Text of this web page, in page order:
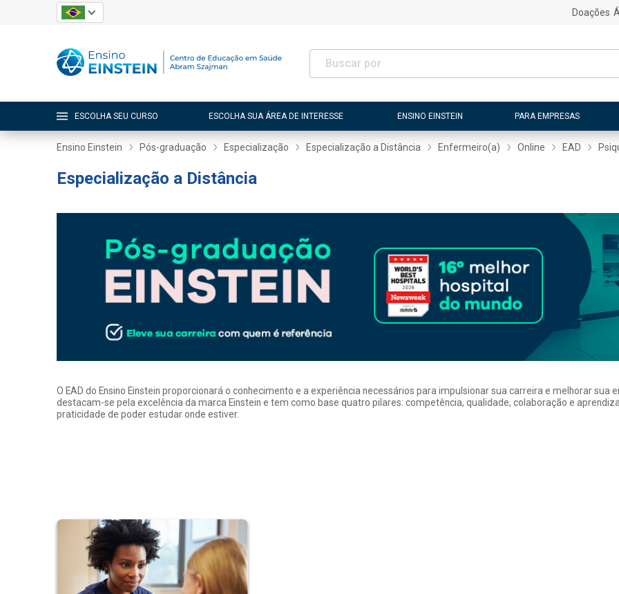
Doações
ESCOLHA SEU CURSO ESCOLHA SUA ÁREA DE INTERESSE ENSINO EINSTEIN PARA EMPRESAS
Ensino Einstein Pós-graduação Especialização Especialização a Distância Enfermeiro(a) Online EAD
Especialização a Distância
O EAD do Ensino Einstein proporcionará o conhecimento e a experiência necessários para impulsionar sua carreira e melhorar
destacam-se pela excelência da marca Einstein e tem como base quatro pilares: competência, qualidade, colaboração e
praticidade de poder estudar onde estiver.